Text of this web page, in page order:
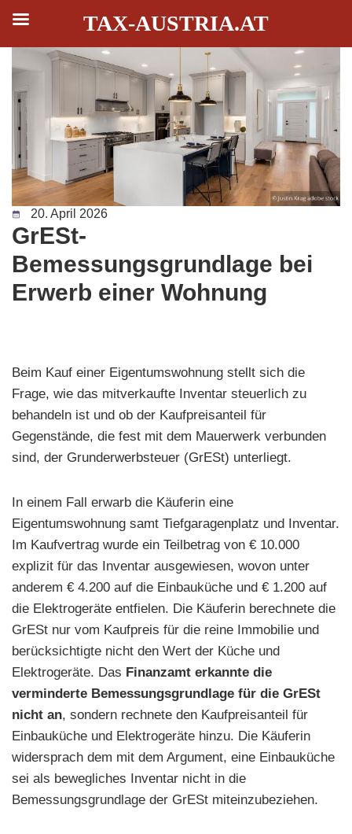
Zum
Inhalt
springen
20. April 2026
GrESt-
Bemessungsgrundlage bei
Erwerb einer Wohnung
Beim Kauf einer Eigentumswohnung stellt sich die
Frage, wie das mitverkaufte Inventar steuerlich zu
behandeln ist und ob der Kaufpreisanteil für
Gegenstände, die fest mit dem Mauerwerk verbunden
sind, der Grunderwerbsteuer (GrESt) unterliegt.
In einem Fall erwarb die Käuferin eine
Eigentumswohnung samt Tiefgaragenplatz und Inventar.
Im Kaufvertrag wurde ein Teilbetrag von € 10.000
explizit für das Inventar ausgewiesen, wovon unter
anderem € 4.200 auf die Einbauküche und € 1.200 auf
die Elektrogeräte entfielen. Die Käuferin berechnete die
GrESt nur vom Kaufpreis für die reine Immobilie und
berücksichtigte nicht den Wert der Küche und
Elektrogeräte. Das Finanzamt erkannte die
verminderte Bemessungsgrundlage für die GrESt
nicht an, sondern rechnete den Kaufpreisanteil für
Einbauküche und Elektrogeräte hinzu. Die Käuferin
widersprach dem mit dem Argument, eine Einbauküche
sei als bewegliches Inventar nicht in die
Bemessungsgrundlage der GrESt miteinzubeziehen.
TAX-AUSTRIA.AT